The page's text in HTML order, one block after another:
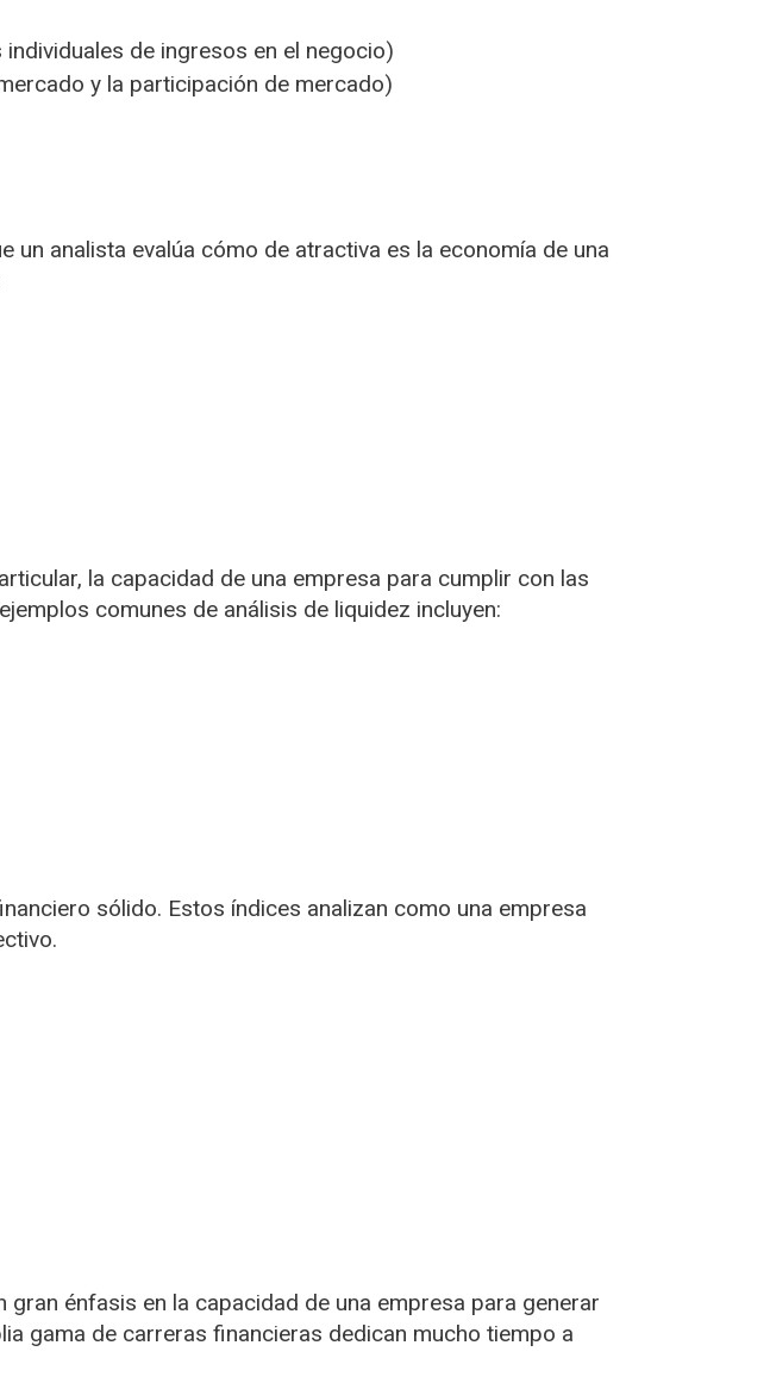
de ingresos en el negocio)
y la participación de mercado)
analista evalúa cómo de atractiva es la economía de una
la capacidad de una empresa para cumplir con las
comunes de análisis de liquidez incluyen:
sólido. Estos índices analizan como una empresa
énfasis en la capacidad de una empresa para generar
gama de carreras financieras dedican mucho tiempo a